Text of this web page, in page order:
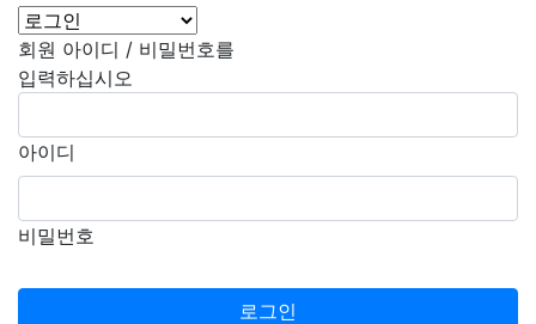
회원 아이디 / 비밀번호를
입력하십시오
아이디
비밀번호
로그인